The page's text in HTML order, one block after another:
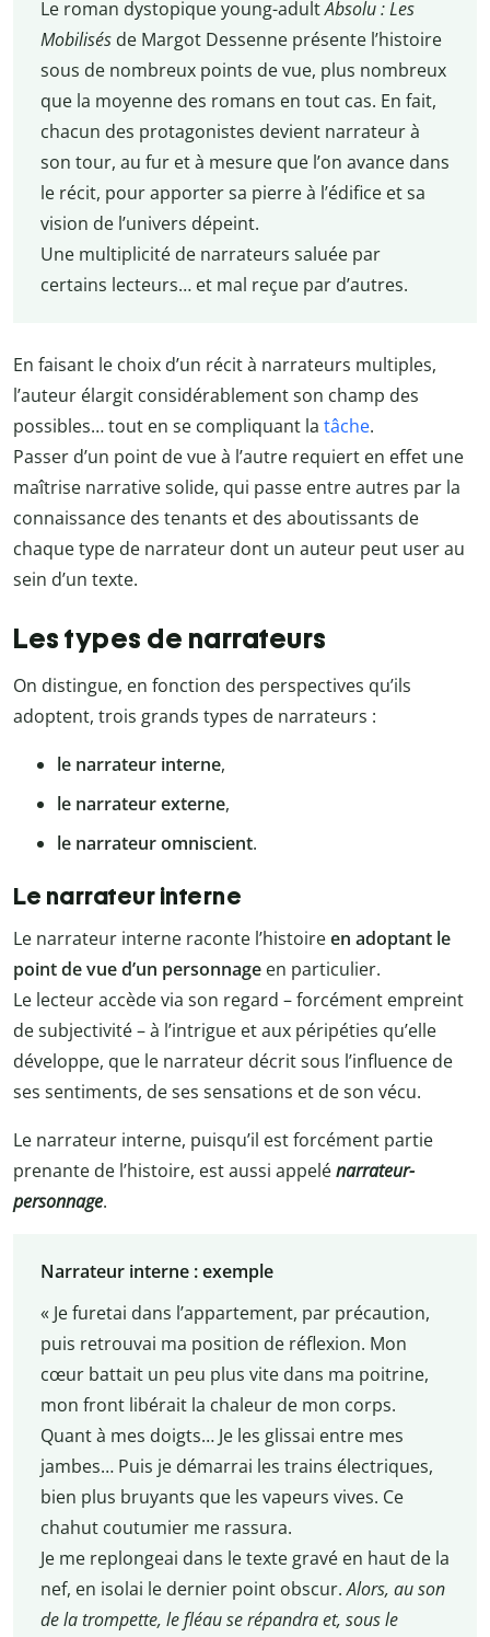
Le roman dystopique young-adultAbsolu : Les
Mobilisésde Margot Dessenne présente l’histoire
sous de nombreux points de vue, plus nombreux
que la moyenne des romans en tout cas. En fait,
chacun des protagonistes devient narrateur à
son tour, au fur et à mesure que l’on avance dans
le récit, pour apporter sa pierre à l’édifice et sa
vision de l’univers dépeint.
Une multiplicité de narrateurs saluée par
certains lecteurs… et mal reçue par d’autres.
En faisant le choix d’un récit à narrateurs multiples,
l’auteur élargit considérablement son champ des
possibles… tout en se compliquant la tâche.
Passer d’un point de vue à l’autre requiert en effet une
maîtrise narrative solide, qui passe entre autres par la
connaissance des tenants et des aboutissants de
chaque type de narrateur dont un auteur peut user au
sein d’un texte.
Les types de narrateurs
On distingue, en fonction des perspectives qu’ils
adoptent, trois grands types de narrateurs :
le narrateur interne,
le narrateur externe,
le narrateur omniscient.
Le narrateur interne
Le narrateur interne raconte l’histoireen adoptant le
point de vue d’un personnage en particulier.
Le lecteur accède via son regard – forcément empreint
de subjectivité – à l’intrigue et aux péripéties qu’elle
développe, que le narrateur décrit sous l’influence de
ses sentiments, de ses sensations et de son vécu.
Le narrateur interne, puisqu’il est forcément partie
prenante de l’histoire, est aussi appelénarrateur-
personnage.
Narrateur interne : exemple
« Je furetai dans l’appartement, par précaution,
puis retrouvai ma position de réflexion. Mon
cœur battait un peu plus vite dans ma poitrine,
mon front libérait la chaleur de mon corps.
Quant à mes doigts… Je les glissai entre mes
jambes… Puis je démarrai les trains électriques,
bien plus bruyants que les vapeurs vives. Ce
chahut coutumier me rassura.
Je me replongeai dans le texte gravé en haut de la
nef, en isolai le dernier point obscur.Alors, au son
de la trompette, le fléau se répandra et, sous le